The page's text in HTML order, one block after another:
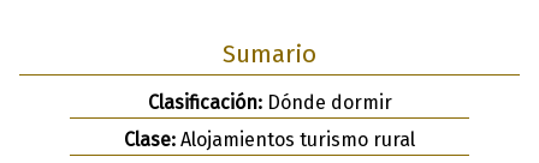
Sumario
Clasificación:Dónde dormir
Clase: Alojamientos turismo rural